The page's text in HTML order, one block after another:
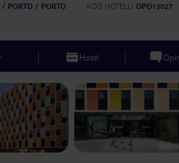
PORTO PORTO KOD HOTELU OPO13027
Hotel
slide